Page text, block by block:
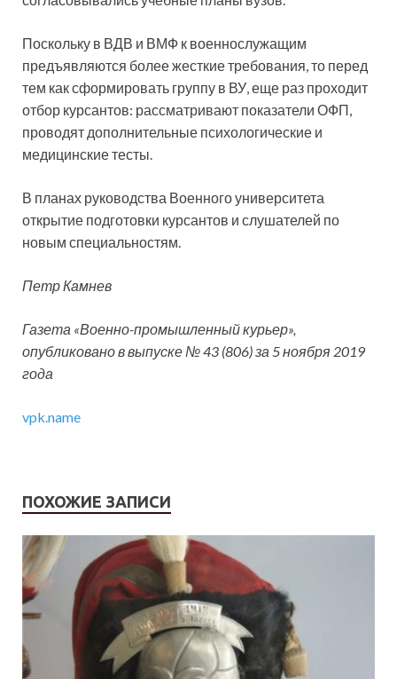
Поскольку в ВДВ и ВМФ к военнослужащим
предъявляются более жесткие требования, то перед
тем как сформировать группу в ВУ, еще раз проходит
отбор курсантов: рассматривают показатели ОФП,
проводят дополнительные психологические и
медицинские тесты.
В планах руководства Военного университета
открытие подготовки курсантов и слушателей по
новым специальностям.
Петр Камнев
Газета «Военно-промышленный курьер»,
опубликовано в выпуске № 43 (806) за 5 ноября 2019
года
vpk.name
ПОХОЖИЕ ЗАПИСИ